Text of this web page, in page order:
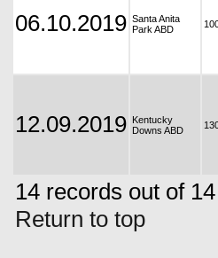
06.10.2019 Santa Anita
Park ABD
12.09.2019 Kentucky
Downs ABD
14 records out of
Return to top